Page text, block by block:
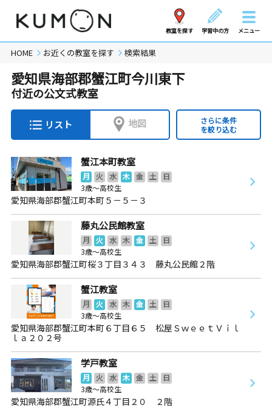
教室を探す 学習中の方 メニュー
HOME お近くの教室を探す 検索結果
愛知県海部郡蟹江町今川東下
付近の公文式教室
リスト 地図
さらに条件
を絞り込む
蟹江本町教室
月 火 水 木 金 土
日
3歳～高校生
愛知県海部郡蟹江町本町５－５－３
藤丸公民館教室
月 火 水 木 金 土
日
3歳～高校生
愛知県海部郡蟹江町桜３丁目３４３ 藤丸公民館２階
蟹江教室
月 火 水 木 金 土
日
3歳～高校生
愛知県海部郡蟹江町本町６丁目６５ 松屋ＳｗｅｅｔＶｉｌ
ｌａ２０２号
学戸教室
月 火 水 木 金 土
日
3歳～高校生
愛知県海部郡蟹江町源氏４丁目２０ ２階